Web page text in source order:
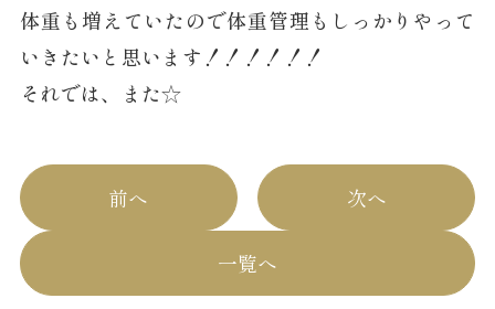
体重も増えていたので体重管理もしっかりやって
いきたいと思います！！！！！！
それでは、また☆
前へ
一覧へ
次へ